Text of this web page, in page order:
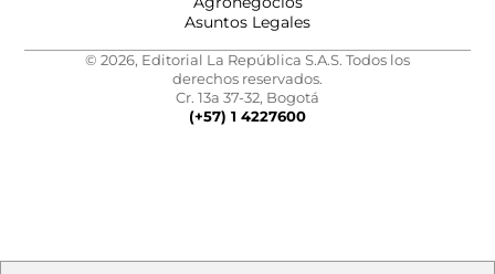
Asuntos Legales
© 2026, Editorial La República S.A.S. Todos los
derechos reservados.
Cr. 13a 37-32, Bogotá
(+57) 1 4227600